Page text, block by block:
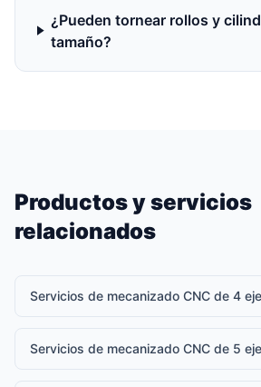
¿Pueden tornear rollos y
tamaño?
Productos y servicios
relacionados
Servicios de mecanizado CNC de 4
Servicios de mecanizado CNC de 5